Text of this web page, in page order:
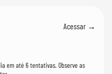
Acessar →
em até 6 tentativas. Observe as